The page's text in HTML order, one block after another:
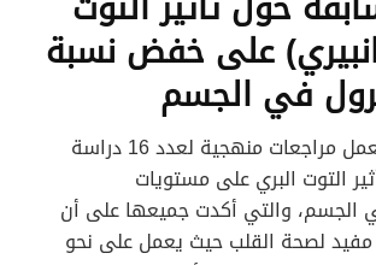
على خفض نسبة
في الجسم
وقام الباحثون بعمل مراجعات منهجية لعدد 16 دراسة
التوت البري على مستويات
الجسم، والتي أكدت جميعها على أن
مفيد لصحة القلب حيث يعمل على نحو